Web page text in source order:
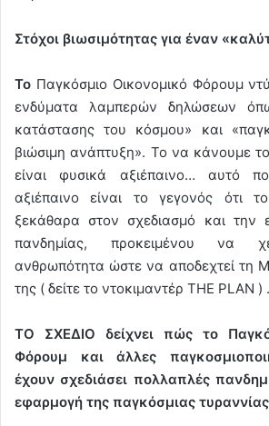
Στόχοι βιωσιμότητας για έναν
Το Παγκόσμιο Οικονομικό Φόρουμ
ενδύματα λαμπερών δηλώσεων
κατάστασης του κόσμου» και
βιώσιμη ανάπτυξη». Το να κάνουμε
είναι φυσικά αξιέπαινο… αυτό
αξιέπαινο είναι το γεγονός ότι
ξεκάθαρα στον σχεδιασμό και την
πανδημίας, προκειμένου να
ανθρωπότητα ώστε να αποδεχτεί τη
της ( δείτε το ντοκιμαντέρ THE PLAN ) .
ΤΟ ΣΧΕΔΙΟ δείχνει πώς το
Φόρουμ και άλλες
έχουν σχεδιάσει πολλαπλές
εφαρμογή της παγκόσμιας